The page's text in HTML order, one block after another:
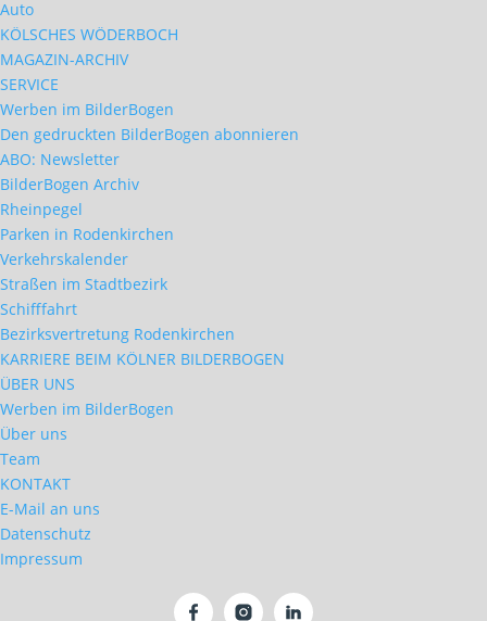
Auto
KÖLSCHES WÖDERBOCH
MAGAZIN-ARCHIV
SERVICE
Werben im BilderBogen
Den gedruckten BilderBogen abonnieren
ABO: Newsletter
BilderBogen Archiv
Rheinpegel
Parken in Rodenkirchen
Verkehrskalender
Straßen im Stadtbezirk
Schifffahrt
Bezirksvertretung Rodenkirchen
KARRIERE BEIM KÖLNER BILDERBOGEN
ÜBER UNS
Werben im BilderBogen
Über uns
Team
KONTAKT
E-Mail an uns
Datenschutz
Impressum